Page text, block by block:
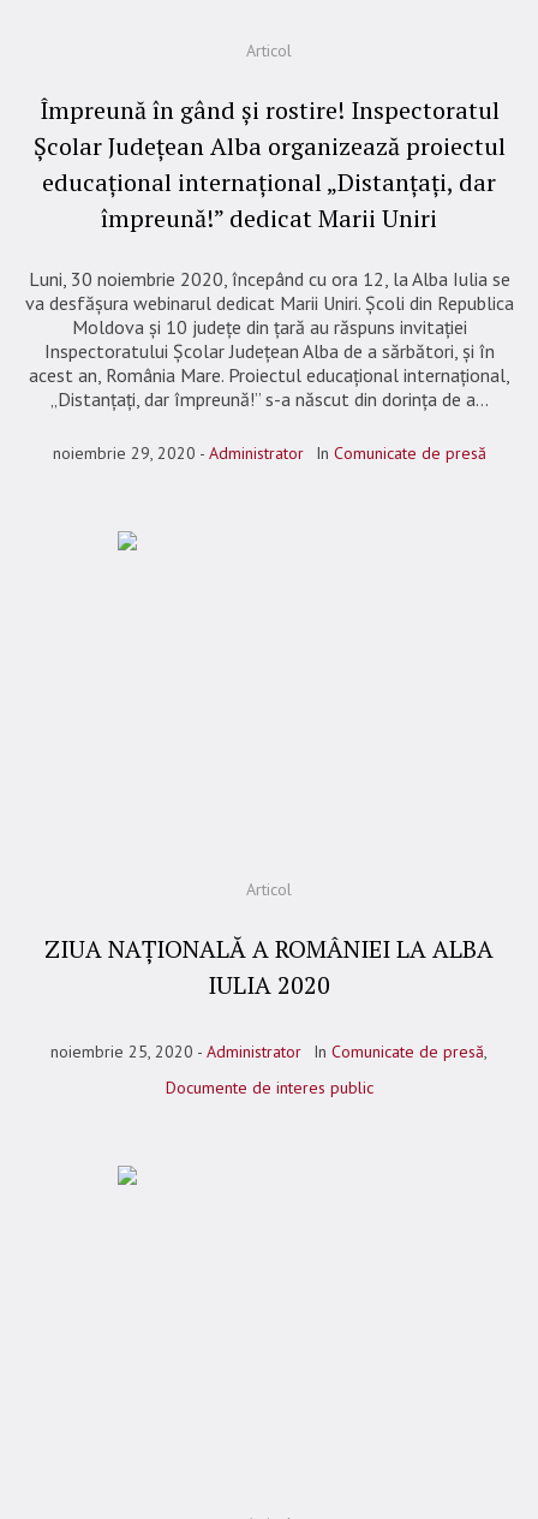
Articol
Împreună în gând și rostire! Inspectoratul
Școlar Județean Alba organizează proiectul
educațional internațional „Distanțați, dar
împreună!” dedicat Marii Uniri
​Luni, 30 noiembrie 2020, începând cu ora 12, la Alba Iulia se
va desfășura webinarul dedicat Marii Uniri. Școli din Republica
Moldova și 10 județe din țară au răspuns invitației
Inspectoratului Școlar Județean Alba de a sărbători, și în
acest an, România Mare. ​Proiectul educațional internațional,
„Distanțați, dar împreună!” s-a născut din dorința de a...
noiembrie 29, 2020 Administrator In Comunicate de presă
Articol
ZIUA NAȚIONALĂ A ROMÂNIEI LA ALBA
IULIA 2020
noiembrie 25, 2020 Administrator In Comunicate de presă,
Documente de interes public